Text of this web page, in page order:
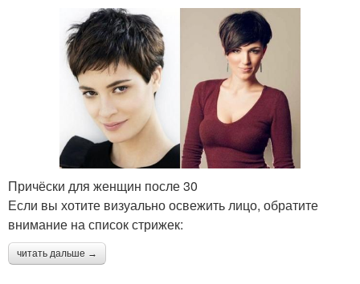
Причёски для женщин после 30
Если вы хотите визуально освежить лицо, обратите
внимание на список стрижек:
читать дальше →